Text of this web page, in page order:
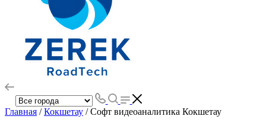
Главная /Кокшетау / Софт видеоаналитика Кокшетау